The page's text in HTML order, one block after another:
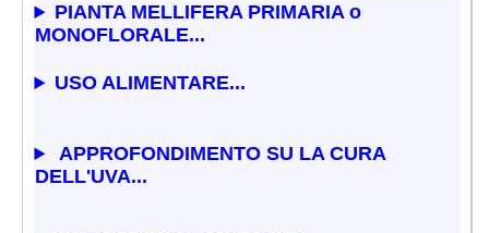
PIANTA MELLIFERA PRIMARIA o
MONOFLORALE...
USO ALIMENTARE...
APPROFONDIMENTO SU LA CURA
DELL'UVA...